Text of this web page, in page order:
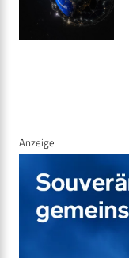
Anzeige